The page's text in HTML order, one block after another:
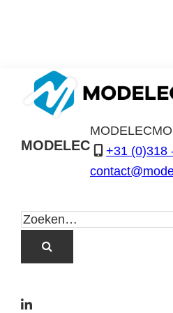
MODELEC
MODELEC
+31 (0)318
L